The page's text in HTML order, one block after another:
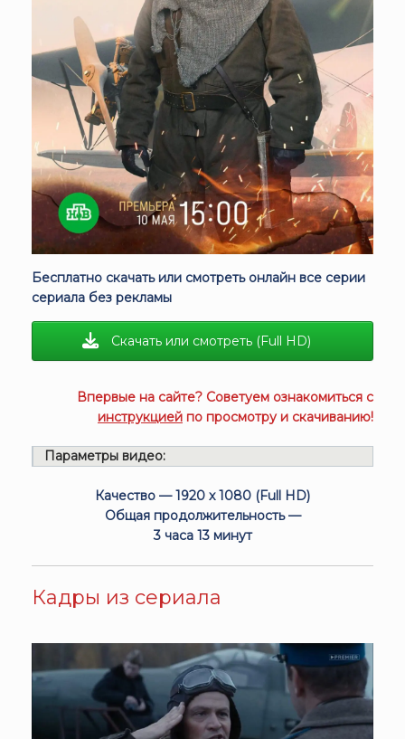
Бесплатно скачать или смотреть онлайн все серии
сериала без рекламы
Скачать или смотреть (Full HD)
Впервые на сайте? Советуем ознакомиться с
инструкцией по просмотру и скачиванию!
Параметры видео:
Качество — 1920 x 1080 (Full HD)
Общая продолжительность —
3 часа 13 минут
Кадры из сериала